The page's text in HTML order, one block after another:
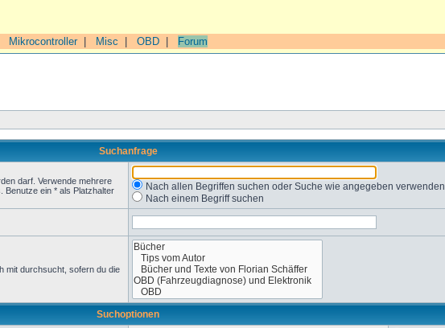
Mikrocontroller| Misc OBD Forum
Suchanfrage
darf. Verwende mehrere
Benutze ein * als Platzhalter
Nach allen Begriffen suchen oder Suche wie angegeben verwenden
Nach einem Begriff suchen
mit durchsucht, sofern du die
Suchoptionen